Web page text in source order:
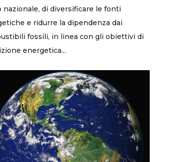
nazionale, di diversificare le fonti
e ridurre la dipendenza dai
fossili, in linea con gli obiettivi di
energetica...